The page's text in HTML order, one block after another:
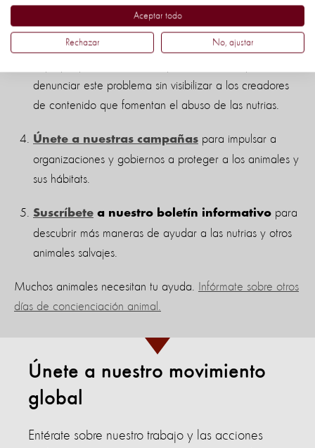
interacciones como positivas y seguir mostrando estos
contenidos inadecuados. No comentes, des "me
gusta", reacciones, compartas ni etiquetes a otros. Crea
denunciar este problema sin visibilizar a los creadores
de contenido que fomentan el abuso de las nutrias.
Únete a nuestras campañas para impulsar a
organizaciones y gobiernos a proteger a los animales y
sus hábitats.
Suscríbete a nuestro boletín informativo para
descubrir más maneras de ayudar a las nutrias y otros
animales salvajes.
Muchos animales necesitan tu ayuda.
Infórmate sobre otros
días de concienciación animal.
Únete a nuestro movimiento
global
Entérate sobre nuestro trabajo y las acciones
Aceptar todo
Rechazar No, ajustar